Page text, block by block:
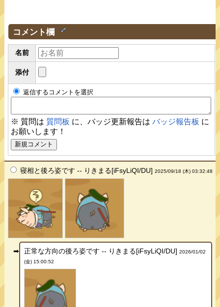
コメント欄 †
名前
添付
返信するコメントを選択
※ 質問は 質問板 に、バッジ更新報告はバッジ報告板 に
お願いします！
寝相と後ろ姿です -- りきまる[iFsyLiQI/DU]2025/09/18 (木) 03:32:48
正常な方向の後ろ姿です -- りきまる[iFsyLiQI/DU] 2026/01/02
(金) 15:00:52